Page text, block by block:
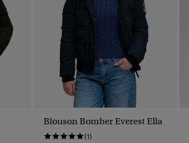
Blouson Bomber Everest Ella
(1)